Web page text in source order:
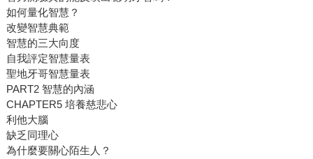
如何量化智慧？
改變智慧典範
智慧的三大向度
自我評定智慧量表
聖地牙哥智慧量表
PART2 智慧的內涵
CHAPTER5 培養慈悲心
利他大腦
缺乏同理心
為什麼要關心陌生人？